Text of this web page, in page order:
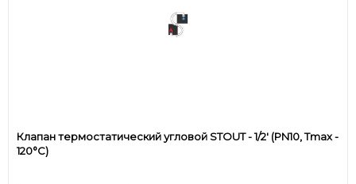
Клапан термостатический угловой STOUT - 1/2' (PN10, Tmax -
120°С)